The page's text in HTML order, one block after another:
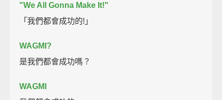
"We All Gonna Make It!"
「我們都會成功的!」
WAGMI?
是我們都會成功嗎？
WAGMI